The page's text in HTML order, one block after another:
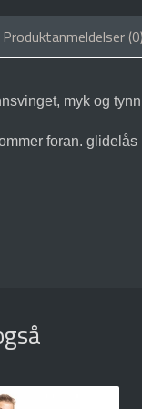
Produktanmeldelser (0)
myk og
foran.